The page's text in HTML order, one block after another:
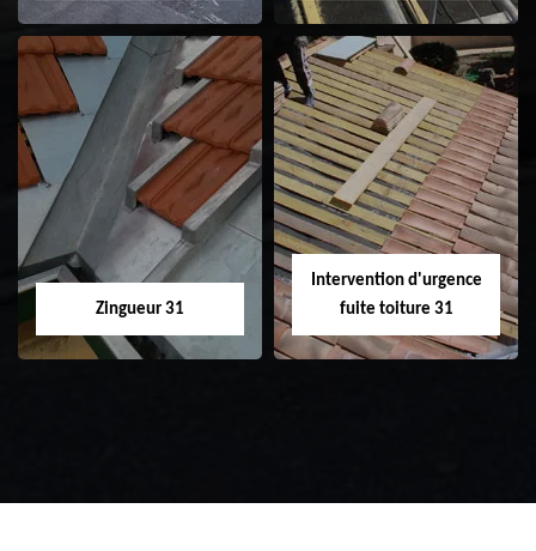
Etanchéité toiture
31
Réparation de
toiture 31
Zingueur 31
Intervention d'urgence
fuite toiture 31